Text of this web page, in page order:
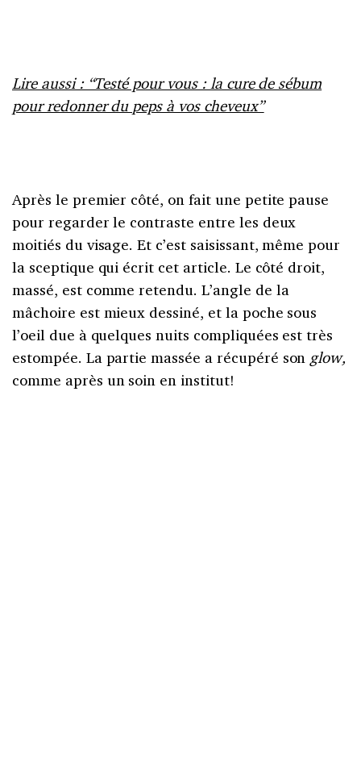
Lire aussi : “Testé pour vous : la cure de sébum
pour redonner du peps à vos cheveux”
Après le premier côté, on fait une petite pause
pour regarder le contraste entre les deux
moitiés du visage. Et c’est saisissant, même pour
la sceptique qui écrit cet article. Le côté droit,
massé, est comme retendu. L’angle de la
mâchoire est mieux dessiné, et la poche sous
l’oeil due à quelques nuits compliquées est très
estompée. La partie massée a récupéré son glow,
comme après un soin en institut!